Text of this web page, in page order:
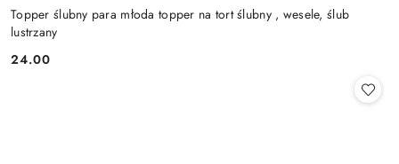
Topper ślubny para młoda topper na tort ślubny , wesele, ślub
lustrzany
Cena:
24.00